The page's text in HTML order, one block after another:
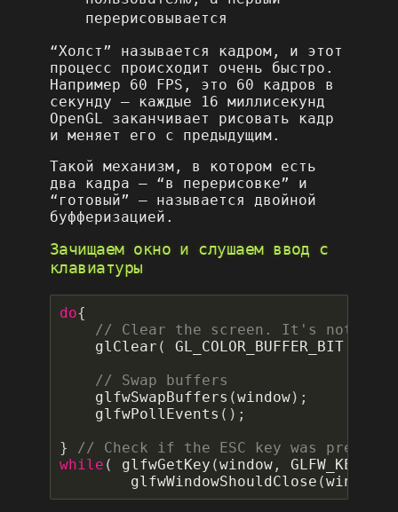
перерисовывается
“Холст” называется кадром, и этот
процесс происходит очень быстро.
Например 60 FPS, это 60 кадров в
секунду – каждые 16 миллисекунд
OpenGL заканчивает рисовать кадр
и меняет его с предыдущим.
Такой механизм, в котором есть
два кадра – “в перерисовке” и
“готовый” – называется двойной
буфферизацией.
Зачищаем окно и слушаем ввод с
клавиатуры
do{
glClear ( GL_COLOR_BUFFER_BIT
glfwSwapBuffers (window);
glfwPollEvents ();
}
while ( glfwGetKey (window ,
glfwWindowShouldClose (window